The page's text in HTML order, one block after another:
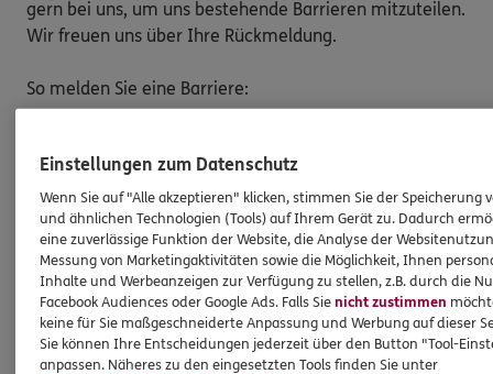
gern bei uns, um uns bestehende Barrieren mitzuteilen.
Wir freuen uns über Ihre Rückmeldung.
So melden Sie eine Barriere:
eine Barriere gestoßen sind. Kopieren Sie hierzu
Schicken Sie denLink zusammen mit einem
Hinweis auf den Text oder Service, der Ihnen
Schwierigkeiten bereitet hat, an:
barriere.melden@ergo.de
Bitte senden Sie an diese E-Mail-Adresse nur
Anmerkungen zum Thema „Barrierefreiheit“und
Einstellungen zum Datenschutz
Wenn Sie auf "Alle akzeptieren" klicken, stimmen Sie der Speicherung
und ähnlichen Technologien (Tools) auf Ihrem Gerät zu. Dadurch
eine zuverlässige Funktion der Website, die Analyse der
Messung von Marketingaktivitäten sowie die Möglichkeit, Ihnen
Inhalte und Werbeanzeigen zur Verfügung zu stellen, z.B. durch die
Facebook Audiences oder Google Ads. Falls Sienicht zustimmen
keine für Sie maßgeschneiderte Anpassung und Werbung auf dieser
Sie können Ihre Entscheidungen jederzeit über den Button "Tool-
anpassen. Näheres zu den eingesetzten Tools finden Sie unter